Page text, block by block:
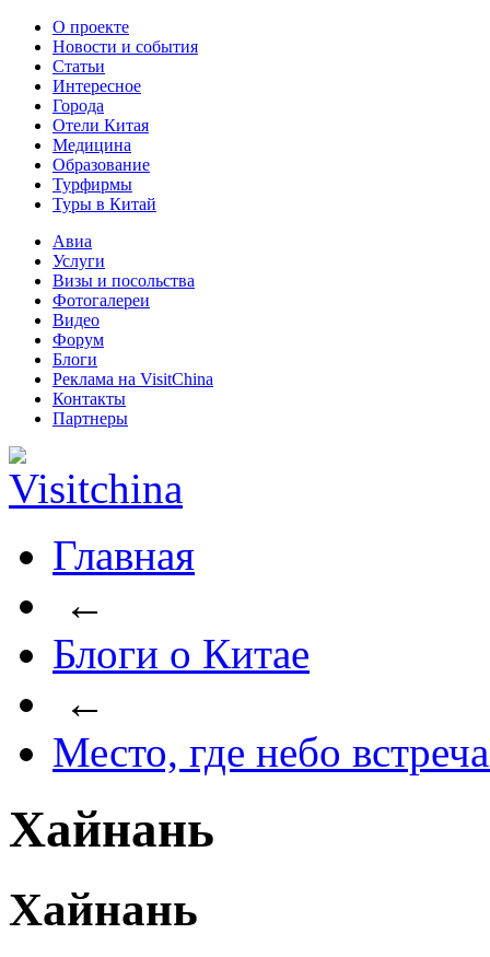
О проекте
Новости и события
Статьи
Интересное
Города
Отели Китая
Медицина
Образование
Турфирмы
Туры в Китай
Авиа
Услуги
Визы и посольства
Фотогалереи
Видео
Форум
Блоги
Реклама на VisitChina
Контакты
Партнеры
Главная
←
Блоги о Китае
←
Место, где небо
Хайнань
Хайнань